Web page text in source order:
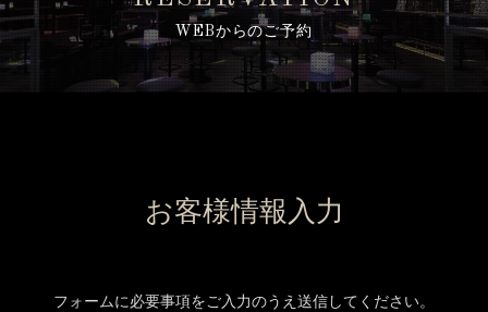
WEBからのご予約
お客様情報入力
フォームに必要事項をご入力のうえ送信してください。